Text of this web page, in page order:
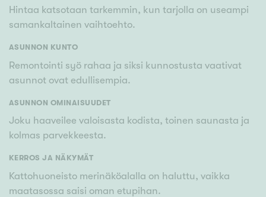
Hintaa katsotaan tarkemmin, kun tarjolla on useampi
samankaltainen vaihtoehto.
ASUNNON KUNTO
Remontointi syö rahaa ja siksi kunnostusta vaativat
asunnot ovat edullisempia.
ASUNNON OMINAISUUDET
Joku haaveilee valoisasta kodista, toinen saunasta ja
kolmas parvekkeesta.
KERROS JA NÄKYMÄT
Kattohuoneisto merinäköalalla on haluttu, vaikka
maatasossa saisi oman etupihan.